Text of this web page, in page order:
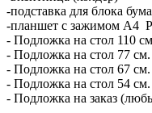
-подставка для блока
-планшет с зажимом А4
- Подложка на стол 110
- Подложка на стол 77
- Подложка на стол 67
- Подложка на стол 54
- Подложка на заказ